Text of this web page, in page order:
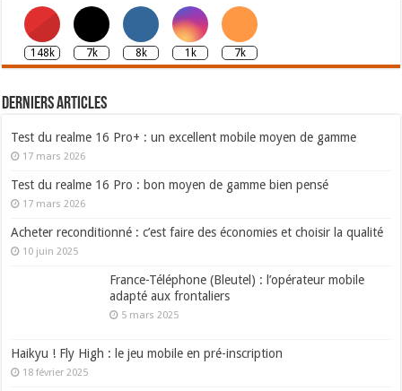
148k 7k 8k 1k 7k
Derniers articles
Test du realme 16 Pro+ : un excellent mobile moyen de gamme
17 mars 2026
Test du realme 16 Pro : bon moyen de gamme bien pensé
17 mars 2026
Acheter reconditionné : c’est faire des économies et choisir la qualité
10 juin 2025
France-Téléphone (Bleutel) : l’opérateur mobile
adapté aux frontaliers
5 mars 2025
Haikyu ! Fly High : le jeu mobile en pré-inscription
18 février 2025